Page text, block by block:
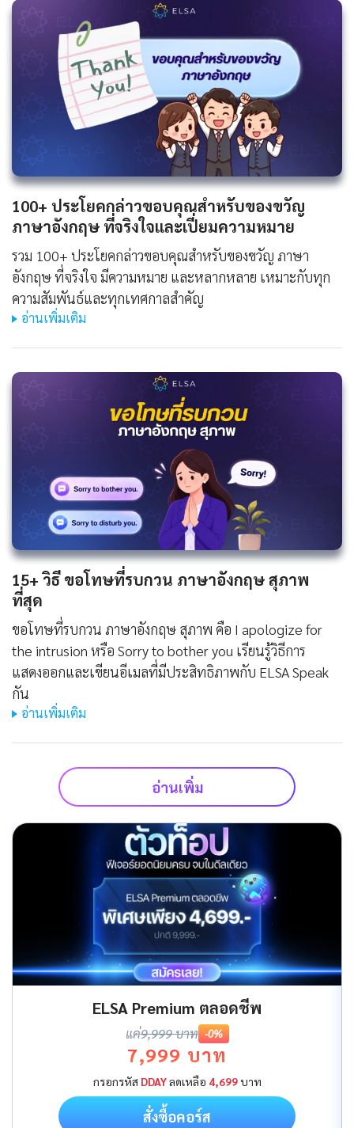
100+ ประโยคกล่าวขอบคุณสำหรับของขวัญ
ภาษาอังกฤษ ที่จริงใจและเปี่ยมความหมาย
รวม 100+ ประโยคกล่าวขอบคุณสำหรับของขวัญ ภาษา
อังกฤษ ที่จริงใจ มีความหมาย และหลากหลาย เหมาะกับทุก
ความสัมพันธ์และทุกเทศกาลสำคัญ
อ่านเพิ่มเติม
15+ วิธี ขอโทษที่รบกวน ภาษาอังกฤษ สุภาพ
ที่สุด
ขอโทษที่รบกวน ภาษาอังกฤษ สุภาพ คือ I apologize for
the intrusion หรือ Sorry to bother you เรียนรู้วิธีการ
แสดงออกและเขียนอีเมลที่มีประสิทธิภาพกับ ELSA Speak
กัน
อ่านเพิ่มเติม
อ่านเพิ่ม
ELSA Premium ตลอดชีพ
แค่9,999 บาท -0%
7,999 บาท
กรอกรหัส DDAYลดเหลือ 4,699บาท
สั่งซื้อคอร์ส